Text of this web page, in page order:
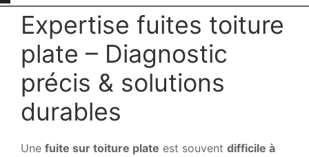
Expertise fuites toiture
plate – Diagnostic
précis & solutions
durables
Une fuite sur toiture plate est souvent difficile à